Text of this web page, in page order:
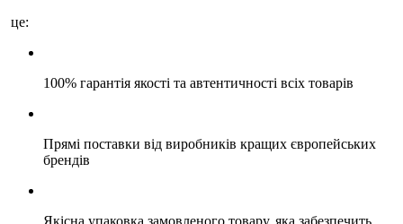
це:
100% гарантія якості та автентичності всіх товарів
Прямі поставки від виробників кращих європейських
брендів
Якісна упаковка замовленого товару, яка забезпечить